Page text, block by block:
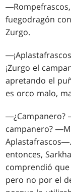
fuegodragón
Zurgo.
¡Zurgo el
apretando el
es orco malo,
―¿Campanero?
campanero?
entonces,
comprendió
pero no por el